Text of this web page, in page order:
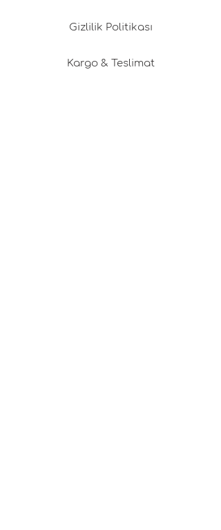
Gizlilik Politikası
Kargo & Teslimat